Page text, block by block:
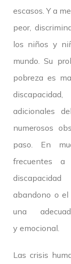
escasos. Y a
peor,
los niños y
mundo. Su
pobreza es
adicionales
numerosos
paso. En
frecuentes
abandono o
una
y emocional.
Las crisis